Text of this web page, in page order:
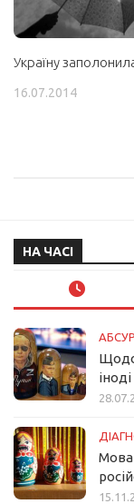
Україну
16.07.2014
НА ЧАСІ
Щодо
Мова